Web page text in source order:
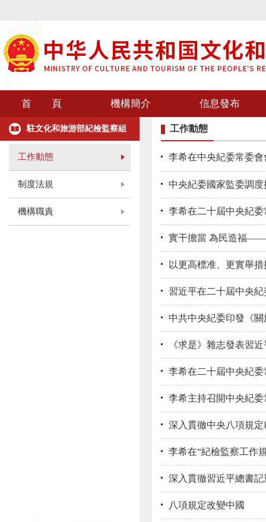
首 頁 機構簡介 信息發布
駐文化和旅游部紀檢監察組
工作動態
制度法規
機構職責
工作動態
李希在中央紀委常委
中央紀委國家監委調
李希在二十屆中央紀
實干擔當 為民造福——
以更高標准、更實舉
習近平在二十屆中央
中共中央紀委印發《
《求是》雜志發表習
李希在二十屆中央紀
李希主持召開中央紀
深入貫徹中央八項規
李希在“紀檢監察工作
深入貫徹習近平總書
八項規定改變中國